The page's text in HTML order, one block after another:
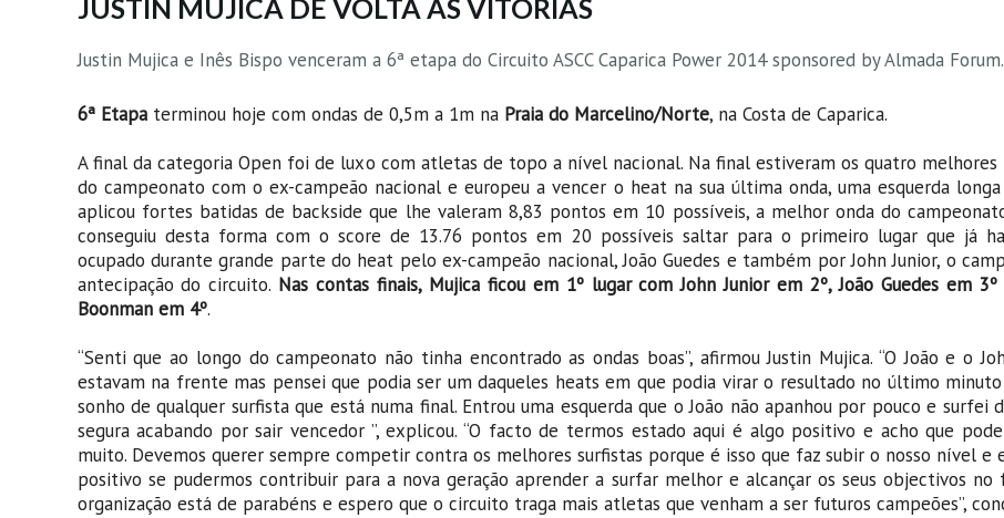
JUSTIN MUJICA DE VOLTA ÀS VITÓRIAS
Justin Mujica e Inês Bispo venceram a 6ª etapa do Circuito ASCC Caparica Power 2014 sponsored by Almada Forum.
6ª Etapaterminou hoje com ondas de 0,5m a 1m na Praia do Marcelino/Norte, na Costa de Caparica.
A final da categoria Open foi de luxo com atletas de topo a nível nacional. Na final estiveram os quatro melhores
do campeonato com o ex-campeão nacional e europeu a vencer o heat na sua última onda, uma esquerda
aplicou fortes batidas de backside que lhe valeram 8,83 pontos em 10 possíveis, a melhor onda do
conseguiu desta forma com o score de 13.76 pontos em 20 possíveis saltar para o primeiro lugar que já
ocupado durante grande parte do heat pelo ex-campeão nacional, João Guedes e também por John Junior, o
antecipação do circuito. Nas contas finais, Mujica ficou em 1º lugar com John Junior em 2º, João Guedes em
Boonman em 4º.
“Senti que ao longo do campeonato não tinha encontrado as ondas boas”, afirmou Justin Mujica. “O João e o
estavam na frente mas pensei que podia ser um daqueles heats em que podia virar o resultado no último
sonho de qualquer surfista que está numa final. Entrou uma esquerda que o João não apanhou por pouco e surfei
segura acabando por sair vencedor ”, explicou. “O facto de termos estado aqui é algo positivo e acho que
muito. Devemos querer sempre competir contra os melhores surfistas porque é isso que faz subir o nosso nível e
positivo se pudermos contribuir para a nova geração aprender a surfar melhor e alcançar os seus objectivos no
organização está de parabéns e espero que o circuito traga mais atletas que venham a ser futuros campeões”,